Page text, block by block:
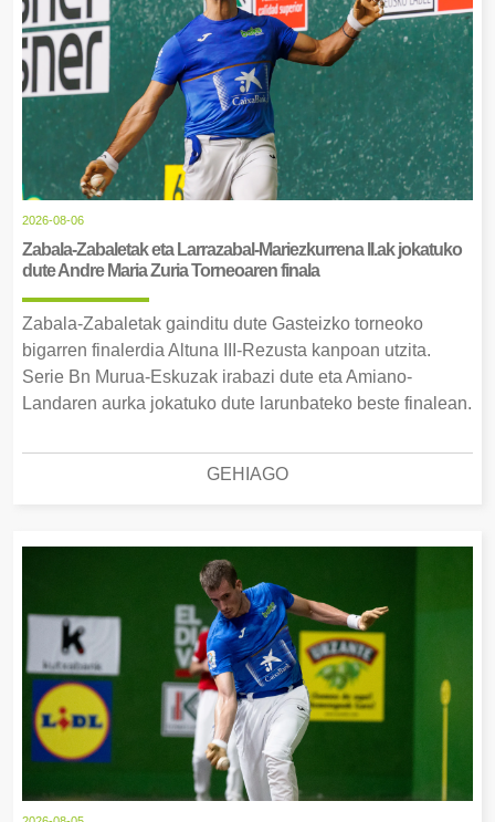
2026-08-06
Zabala-Zabaletak eta Larrazabal-Mariezkurrena II.ak jokatuko
dute Andre Maria Zuria Torneoaren finala
Zabala-Zabaletak gainditu dute Gasteizko torneoko
bigarren finalerdia Altuna III-Rezusta kanpoan utzita.
Serie Bn Murua-Eskuzak irabazi dute eta Amiano-
Landaren aurka jokatuko dute larunbateko beste finalean.
GEHIAGO